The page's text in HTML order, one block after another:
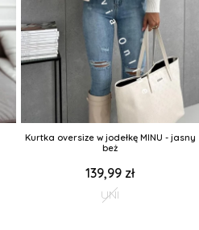
Kurtka oversize w jodełkę MINU - jasny
beż
139,99 zł
UNI